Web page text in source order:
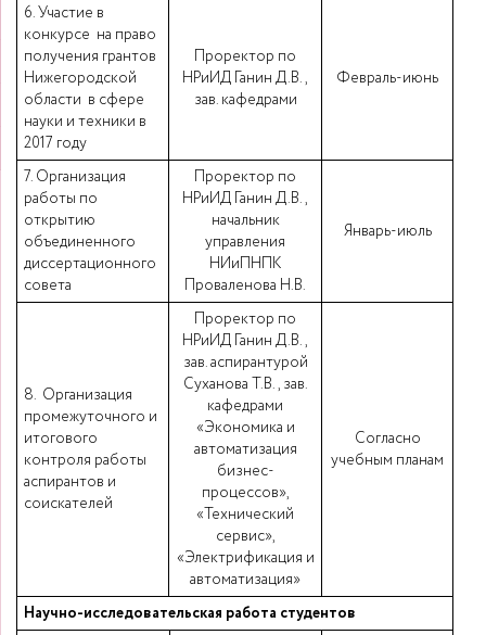
6. Участие в
конкурсе на право
получения грантов
Нижегородской
области в сфере
науки и техники в
2017 году
Проректор по
НРиИД Ганин Д.В.,
зав. кафедрами
Февраль-июнь
7. Организация
работы по
открытию
объединенного
диссертационного
совета
Проректор по
НРиИД Ганин Д.В.,
начальник
управления
НИиПНПК
Проваленова Н.В.
Январь-июль
8. Организация
промежуточного и
итогового
контроля работы
аспирантов и
соискателей
Проректор по
НРиИД Ганин Д.В.,
зав. аспирантурой
Суханова Т.В., зав.
кафедрами
«Экономика и
автоматизация
бизнес-
процессов»,
«Технический
сервис»,
«Электрификация и
автоматизация»
Согласно
учебным планам
Научно-исследовательская работа студентов